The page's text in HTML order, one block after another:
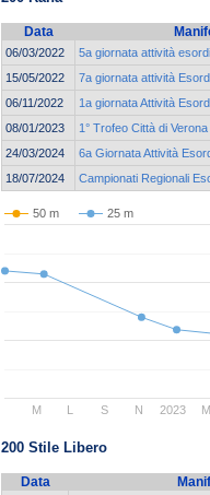
Data
06/03/2022
5a giornata attività
15/05/2022
7a giornata attività
06/11/2022
1a giornata Attività
08/01/2023
1° Trofeo Città di Verona
24/03/2024
6a Giornata Attività
18/07/2024
Campionati Regionali
50 m 25 m
2023
M L S N M
200 Stile Libero
Data